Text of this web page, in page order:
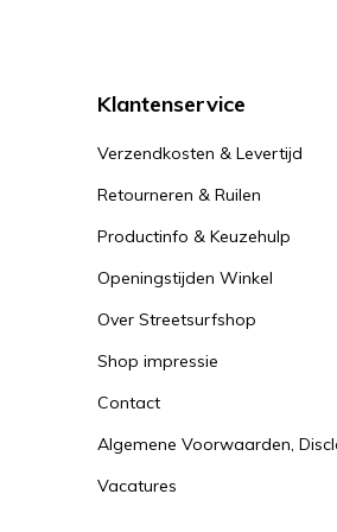
Klantenservice
Verzendkosten & Levertijd
Retourneren & Ruilen
Productinfo & Keuzehulp
Openingstijden Winkel
Over Streetsurfshop
Shop impressie
Contact
Algemene Voorwaarden,
Vacatures